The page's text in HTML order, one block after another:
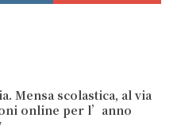
Mensa scolastica, al via
online per l’anno